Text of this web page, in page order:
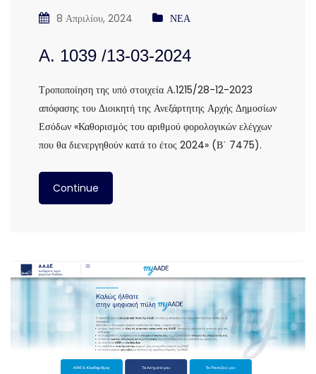
8 Απριλίου, 2024 ΝΕΑ
Α. 1039 /13-03-2024
Τροποποίηση της υπό στοιχεία Α.1215/28-12-2023
απόφασης του Διοικητή της Ανεξάρτητης Αρχής Δημοσίων
Εσόδων «Καθορισμός του αριθμού φορολογικών ελέγχων
που θα διενεργηθούν κατά το έτος 2024» (Β΄ 7475).
Continue